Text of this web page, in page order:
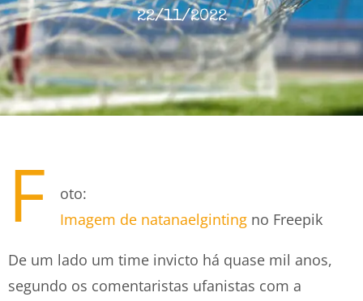
22/11/2022
F
oto:
Imagem de natanaelginting no Freepik
De um lado um time invicto há quase mil anos,
segundo os comentaristas ufanistas com a